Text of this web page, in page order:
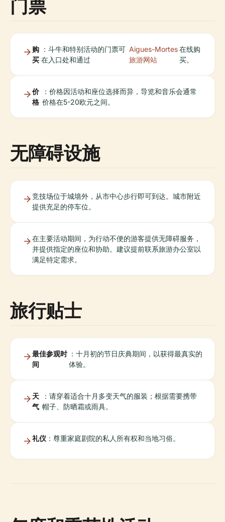
门票
购
买
：斗牛和特别活动的门票可
在入口处和通过
Aigues-Mortes
旅游网站
在线购
买。
价
格
：价格因活动和座位选择而异，导览和音乐会通常
价格在5-20欧元之间。
无障碍设施
竞技场位于城墙外，从市中心步行即可到达。城市附近
提供充足的停车位。
在主要活动期间，为行动不便的游客提供无障碍服务，
并提供指定的座位和协助。建议提前联系旅游办公室以
满足特定需求。
旅行贴士
最佳参观时
间
：十月初的节日庆典期间，以获得最真实的
体验。
天
气
：请穿着适合十月多变天气的服装；根据需要携带
帽子、防晒霜或雨具。
礼仪 ：尊重家庭剧院的私人所有权和当地习俗。